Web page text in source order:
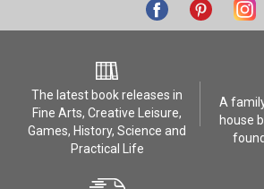
The latest book releases in
Fine Arts, Creative Leisure,
Games, History, Science and
Practical Life
A
house